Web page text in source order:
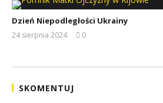
Dzień Niepodległości Ukrainy
24 sierpnia 2024
0
SKOMENTUJ